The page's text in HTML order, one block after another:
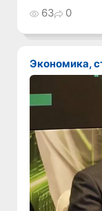
63 0
Экономика,